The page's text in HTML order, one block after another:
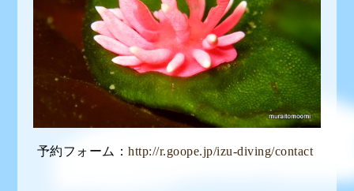
予約フォーム：http://r.goope.jp/izu-diving/contact